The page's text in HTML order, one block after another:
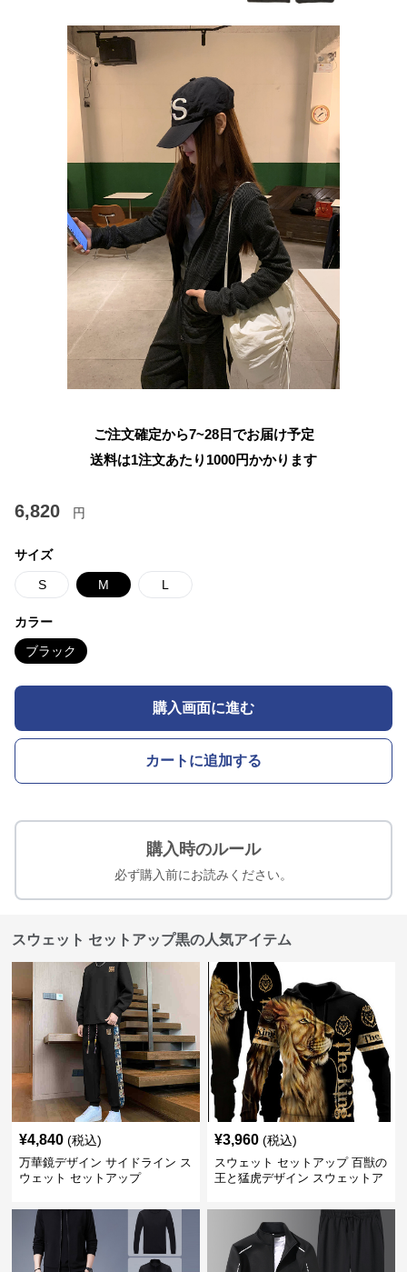
ご注文確定から7~28日でお届け予定
送料は1注文あたり 1000円かかります
6,820 円
サイズ
S M L
カラー
ブラック
購入画面に進む
カートに追加する
購入時のルール
必ず購入前にお読みください。
スウェット セットアップ黒の人気アイテム
¥4,840 (税込)
万華鏡デザイン サイドライン ス
ウェット セットアップ
¥3,960 (税込)
スウェット セットアップ 百獣の
王と猛虎デザイン スウェットア